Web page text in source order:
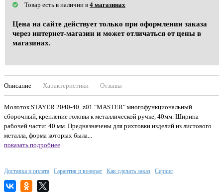
Товар есть в наличии в 4 магазинах
Цена на сайте действует только при оформлении заказа
через интернет-магазин и может отличаться от цены в
магазинах.
Описание Характеристики Отзывы
Молоток STAYER 2040-40_z01 "MASTER" многофункциональный
сборочный, крепление головы к металлической ручке, 40мм. Ширина
рабочей части: 40 мм. Предназначены для рихтовки изделий из листового
металла, форма которых была...
показать подробнее
Доставка и оплата Гарантия и возврат Как сделать заказ Сервис